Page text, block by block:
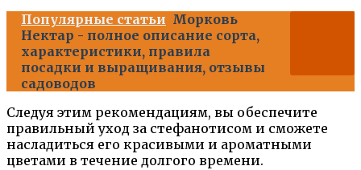
Популярные статьи Морковь
Нектар - полное описание сорта,
характеристики, правила
посадки и выращивания, отзывы
садоводов
Следуя этим рекомендациям, вы обеспечите
правильный уход за стефанотисом и сможете
насладиться его красивыми и ароматными
цветами в течение долгого времени.